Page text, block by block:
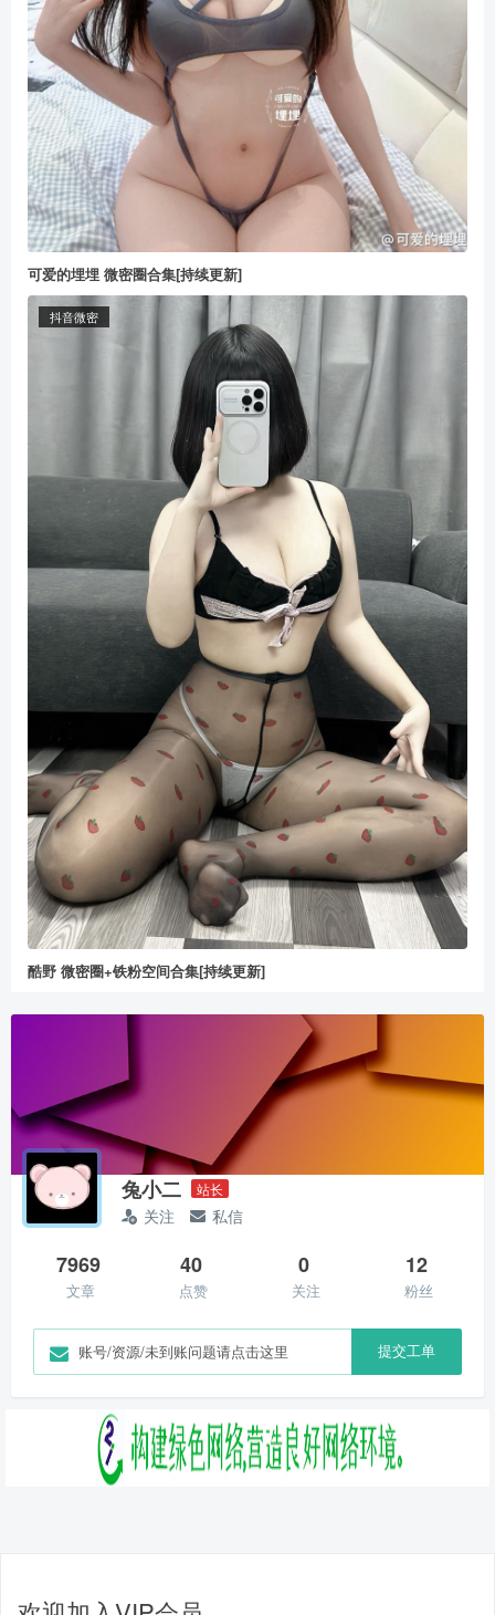
可爱的埋埋 微密圈合集[持续更新]
抖音微密
酷野 微密圈+铁粉空间合集[持续更新]
兔小二 站长
关注 私信
7969
文章
40
点赞
0
关注
12
粉丝
账号/资源/未到账问题请点击这里 提交工单